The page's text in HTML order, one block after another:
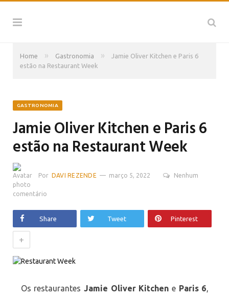
Home » Gastronomia »
Jamie Oliver Kitchen e Paris 6
estão na Restaurant Week
GASTRONOMIA
Jamie Oliver Kitchen e Paris 6
estão na Restaurant Week
Por DAVI REZENDE março 5, 2022 Nenhum
comentário
Share Tweet Pinterest
+
Os restaurantes Jamie Oliver Kitchene Paris 6,